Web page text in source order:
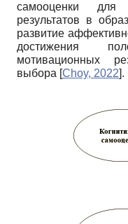
самооценки для
результатов в
развитие
достижения
мотивационных
выбора [Choy, 2022].